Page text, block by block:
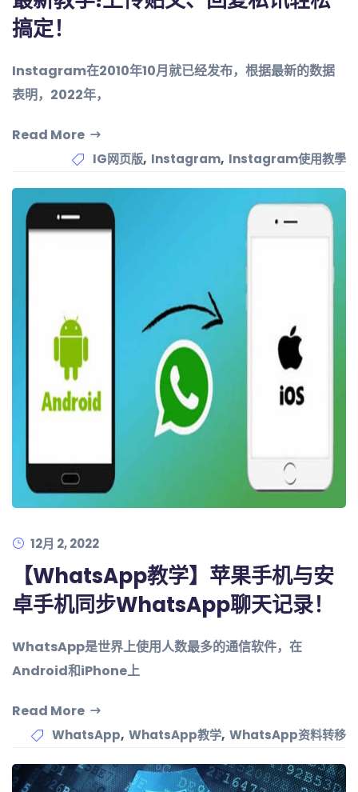
搞定！
Instagram在2010年10月就已经发布，根据最新的数据
表明，2022年，
Read More
IG网页版, Instagram, Instagram使用教學
12月 2, 2022
【WhatsApp教学】苹果手机与安
卓手机同步WhatsApp聊天记录！
WhatsApp是世界上使用人数最多的通信软件，在
Android和iPhone上
Read More
WhatsApp, WhatsApp教学, WhatsApp资料转移